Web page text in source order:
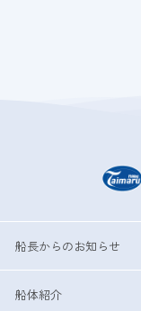
船長からのお知らせ
船体紹介